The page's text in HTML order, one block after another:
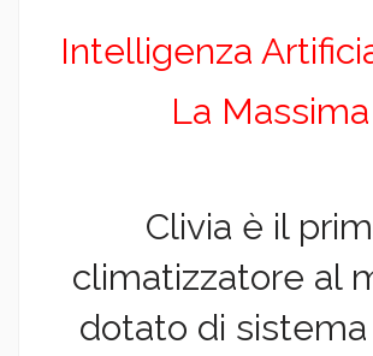
Intelligenza
La Massima
Clivia è il
climatizzatore al
dotato di sistema